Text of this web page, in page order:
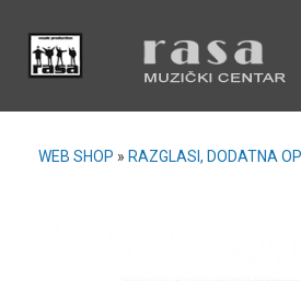
WEB SHOP » RAZGLASI, DODATNA